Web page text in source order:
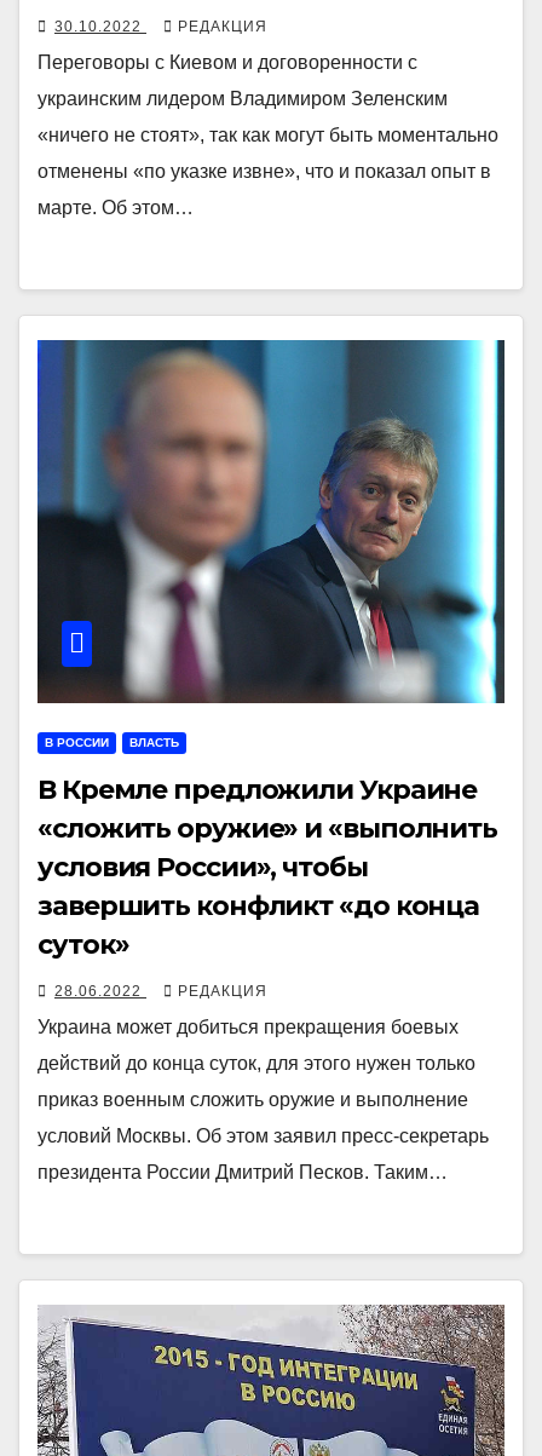
30.10.2022 РЕДАКЦИЯ
Переговоры с Киевом и договоренности с
украинским лидером Владимиром Зеленским
«ничего не стоят», так как могут быть моментально
отменены «по указке извне», что и показал опыт в
марте. Об этом…
В РОССИИ ВЛАСТЬ
В Кремле предложили Украине
«сложить оружие» и «выполнить
условия России», чтобы
завершить конфликт «до конца
суток»
28.06.2022 РЕДАКЦИЯ
Украина может добиться прекращения боевых
действий до конца суток, для этого нужен только
приказ военным сложить оружие и выполнение
условий Москвы. Об этом заявил пресс-секретарь
президента России Дмитрий Песков. Таким…